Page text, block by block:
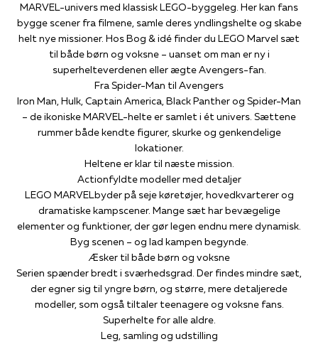
MARVEL-univers med klassisk LEGO-byggeleg. Her kan fans
bygge scener fra filmene, samle deres yndlingshelte og skabe
helt nye missioner. Hos Bog & idé finder du LEGO Marvel sæt
til både børn og voksne – uanset om man er ny i
superhelteverdenen eller ægte Avengers-fan.
Fra Spider-Man til Avengers
Iron Man, Hulk, Captain America, Black Panther og Spider-Man
– de ikoniske MARVEL-helte er samlet i ét univers. Sættene
rummer både kendte figurer, skurke og genkendelige
lokationer.
Heltene er klar til næste mission.
Actionfyldte modeller med detaljer
LEGO MARVELbyder på seje køretøjer, hovedkvarterer og
dramatiske kampscener. Mange sæt har bevægelige
elementer og funktioner, der gør legen endnu mere dynamisk.
Byg scenen – og lad kampen begynde.
Æsker til både børn og voksne
Serien spænder bredt i sværhedsgrad. Der findes mindre sæt,
der egner sig til yngre børn, og større, mere detaljerede
modeller, som også tiltaler teenagere og voksne fans.
Superhelte for alle aldre.
Leg, samling og udstilling